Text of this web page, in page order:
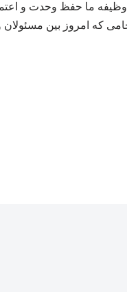
وظیفه ما حفظ وحدت و
که امروز بین مسئولان